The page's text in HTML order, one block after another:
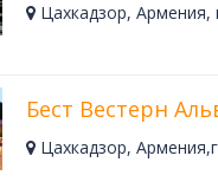
Цахкадзор, Армения,
Бест Вестерн
Цахкадзор,